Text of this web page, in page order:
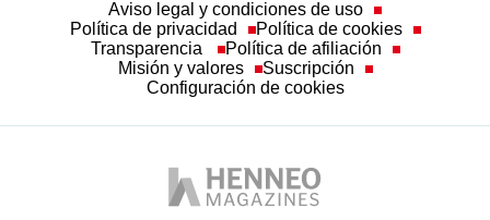
Misión y valores
Suscripción
Configuración de cookies
Business Insider España